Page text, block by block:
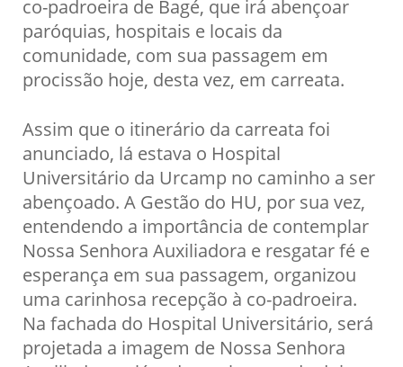
co-padroeira de Bagé, que irá abençoar
paróquias, hospitais e locais da
comunidade, com sua passagem em
procissão hoje, desta vez, em carreata.
Assim que o itinerário da carreata foi
anunciado, lá estava o Hospital
Universitário da Urcamp no caminho a ser
abençoado. A Gestão do HU, por sua vez,
entendendo a importância de contemplar
Nossa Senhora Auxiliadora e resgatar fé e
esperança em sua passagem, organizou
uma carinhosa recepção à co-padroeira.
Na fachada do Hospital Universitário, será
projetada a imagem de Nossa Senhora